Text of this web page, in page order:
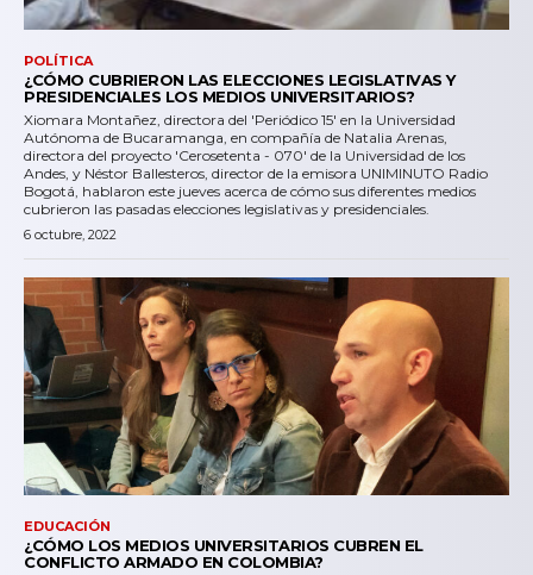
POLÍTICA
¿CÓMO CUBRIERON LAS ELECCIONES LEGISLATIVAS Y
PRESIDENCIALES LOS MEDIOS UNIVERSITARIOS?
Xiomara Montañez, directora del 'Periódico 15' en la Universidad
Autónoma de Bucaramanga, en compañía de Natalia Arenas,
directora del proyecto 'Cerosetenta - 070' de la Universidad de los
Andes, y Néstor Ballesteros, director de la emisora UNIMINUTO Radio
Bogotá, hablaron este jueves acerca de cómo sus diferentes medios
cubrieron las pasadas elecciones legislativas y presidenciales.
6 octubre, 2022
EDUCACIÓN
¿CÓMO LOS MEDIOS UNIVERSITARIOS CUBREN EL
CONFLICTO ARMADO EN COLOMBIA?